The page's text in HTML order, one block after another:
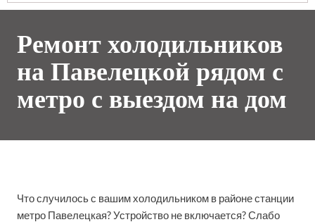
Ремонт холодильников
на Павелецкой рядом с
метро с выездом на дом
Что случилось с вашим холодильником в районе станции
метро Павелецкая? Устройство не включается? Слабо